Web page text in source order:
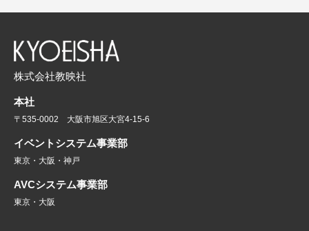
株式会社教映社
本社
〒535-0002 大阪市旭区大宮4-15-6
イベントシステム事業部
東京・大阪・神戸
AVCシステム事業部
東京・大阪